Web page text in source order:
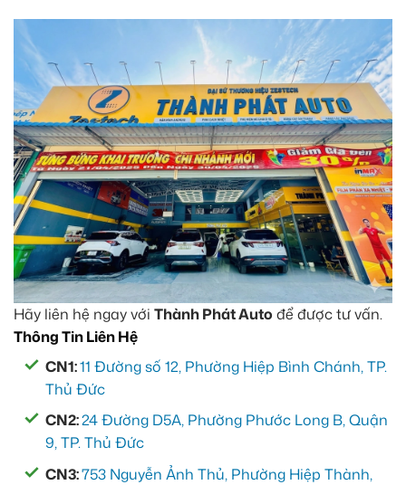
Hãy liên hệ ngay với Thành Phát Auto để được tư vấn.
Thông Tin Liên Hệ
CN1:11 Đường số 12, Phường Hiệp Bình Chánh, TP.
Thủ Đức
CN2:24 Đường D5A, Phường Phước Long B, Quận
9, TP. Thủ Đức
CN3:753 Nguyễn Ảnh Thủ, Phường Hiệp Thành,